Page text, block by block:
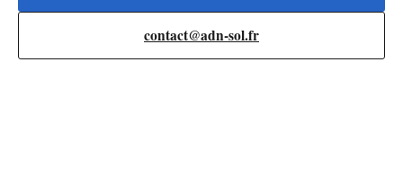
contact@adn-sol.fr